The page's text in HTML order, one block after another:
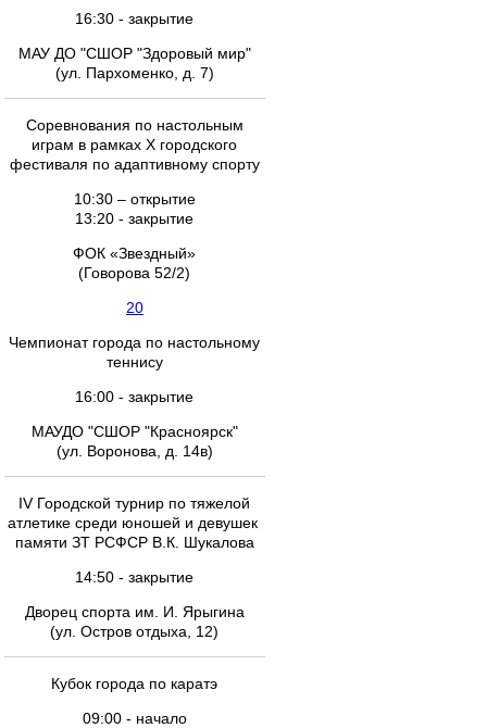
16:30 - закрытие
МАУ ДО "СШОР "Здоровый мир"
(ул. Пархоменко, д. 7)
Соревнования по настольным
играм в рамках X городского
фестиваля по адаптивному спорту
10:30 – открытие
13:20 - закрытие
ФОК «Звездный»
(Говорова 52/2)
20
Чемпионат города по настольному
теннису
16:00 - закрытие
МАУДО "СШОР "Красноярск"
(ул. Воронова, д. 14в)
IV Городской турнир по тяжелой
атлетике среди юношей и девушек
памяти ЗТ РСФСР В.К. Шукалова
14:50 - закрытие
Дворец спорта им. И. Ярыгина
(ул. Остров отдыха, 12)
Кубок города по каратэ
09:00 - начало